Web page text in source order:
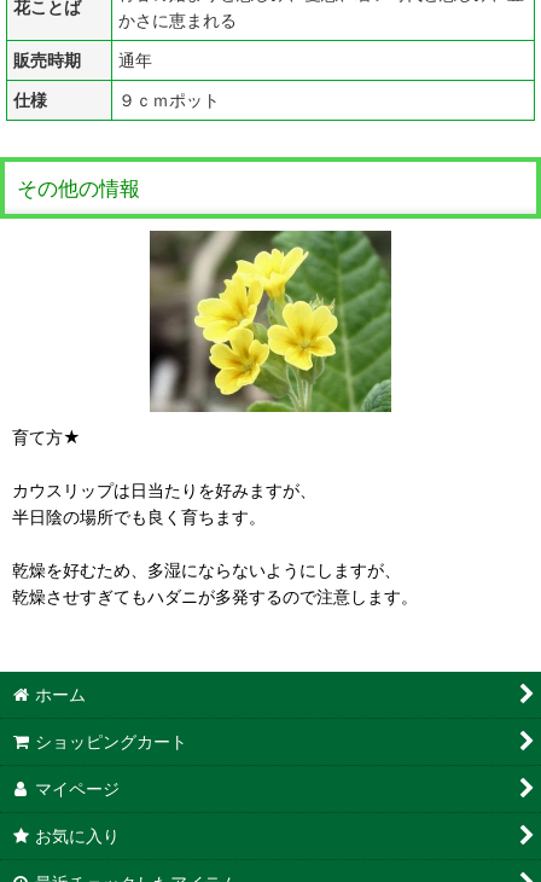
花ことば
かさに恵まれる
販売時期
通年
仕様
９ｃｍポット
その他の情報
育て方★
カウスリップは日当たりを好みますが、
半日陰の場所でも良く育ちます。
乾燥を好むため、多湿にならないようにしますが、
乾燥させすぎてもハダニが多発するので注意します。
ホーム
ショッピングカート
マイページ
お気に入り